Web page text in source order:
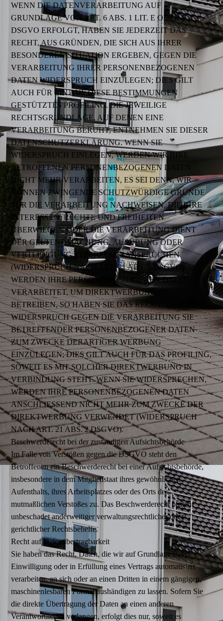
WENN DIE DATENVERARBEITUNG AUF
GRUNDLAGE VON ART. 6 ABS. 1 LIT. E ODER F
DSGVO ERFOLGT, HABEN SIE JEDERZEIT DAS
RECHT, AUS GRÜNDEN, DIE SICH AUS IHRER
BESONDEREN SITUATION ERGEBEN, GEGEN DIE
VERARBEITUNG IHRER PERSONENBEZOGENEN
DATEN WIDERSPRUCH EINZULEGEN; DIES GILT
AUCH FÜR EIN AUF DIESE BESTIMMUNGEN
GESTÜTZTES PROFILING. DIE JEWEILIGE
RECHTSGRUNDLAGE, AUF DENEN EINE
VERARBEITUNG BERUHT, ENTNEHMEN SIE DIESER
DATENSCHUTZERKLÄRUNG. WENN SIE
WIDERSPRUCH EINLEGEN, WERDEN WIR IHRE
BETROFFENEN PERSONENBEZOGENEN DATEN
NICHT MEHR VERARBEITEN, ES SEI DENN, WIR
KÖNNEN ZWINGENDE SCHUTZWÜRDIGE GRÜNDE
FÜR DIE VERARBEITUNG NACHWEISEN, DIE IHRE
INTERESSEN, RECHTE UND FREIHEITEN
ÜBERWIEGEN ODER DIE VERARBEITUNG DIENT
DER GELTENDMACHUNG, AUSÜBUNG ODER
VERTEIDIGUNG VON RECHTSANSPRÜCHEN
(WIDERSPRUCH NACH ART. 21 ABS. 1 DSGVO).
WERDEN IHRE PERSONENBEZOGENEN DATEN
VERARBEITET, UM DIREKTWERBUNG ZU
BETREIBEN, SO HABEN SIE DAS RECHT, JEDERZEIT
WIDERSPRUCH GEGEN DIE VERARBEITUNG SIE
BETREFFENDER PERSONENBEZOGENER DATEN
ZUM ZWECKE DERARTIGER WERBUNG
EINZULEGEN; DIES GILT AUCH FÜR DAS PROFILING,
SOWEIT ES MIT SOLCHER DIREKTWERBUNG IN
VERBINDUNG STEHT. WENN SIE WIDERSPRECHEN,
WERDEN IHRE PERSONENBEZOGENEN DATEN
ANSCHLIESSEND NICHT MEHR ZUM ZWECKE DER
DIREKTWERBUNG VERWENDET (WIDERSPRUCH
NACH ART. 21 ABS. 2 DSGVO).
Beschwerderecht bei der zuständigen Aufsichtsbehörde
Im Falle von Verstößen gegen die DSGVO steht den
Betroffenen ein Beschwerderecht bei einer Aufsichtsbehörde,
insbesondere in dem Mitgliedstaat ihres gewöhnlichen
Aufenthalts, ihres Arbeitsplatzes oder des Orts des
mutmaßlichen Verstoßes zu. Das Beschwerderecht besteht
unbeschadet anderweitiger verwaltungsrechtlicher oder
gerichtlicher Rechtsbehelfe.
Recht auf Datenübertragbarkeit
Sie haben das Recht, Daten, die wir auf Grundlage Ihrer
Einwilligung oder in Erfüllung eines Vertrags automatisiert
verarbeiten, an sich oder an einen Dritten in einem gängigen,
maschinenlesbaren Format aushändigen zu lassen. Sofern Sie
die direkte Übertragung der Daten an einen anderen
Verantwortlichen verlangen, erfolgt dies nur, soweit es